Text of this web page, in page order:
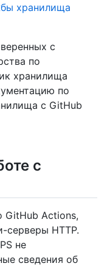
хранилища
с
по
хранилища
по
с GitHub
с
GitHub Actions,
серверы HTTP.
не
сведения об